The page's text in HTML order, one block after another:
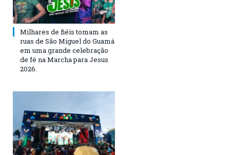
Milhares de fiéis tomam as
ruas de São Miguel do Guamá
em uma grande celebração
de fé na Marcha para Jesus
2026.